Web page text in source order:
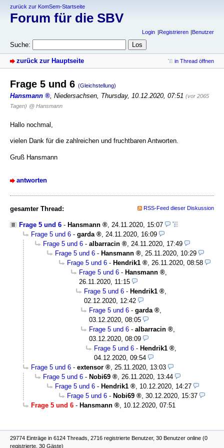
zurück zur KomSem-Startseite
Forum für die SBV
Login Registrieren Benutzer
Suche:
zurück zur Hauptseite in Thread öffnen
Frage 5 und 6 (Gleichstellung)
Hansmann , Niedersachsen, Thursday, 10.12.2020, 07:51 (vor 2065
Tagen) @ Hansmann
Hallo nochmal,
vielen Dank für die zahlreichen und fruchtbaren Antworten.
Gruß Hansmann
antworten
gesamter Thread: RSS-Feed dieser Diskussion
Frage 5 und 6 - Hansmann
24.11.2020, 15:07
Frage 5 und 6 - garda
24.11.2020, 16:09
Frage 5 und 6 - albarracin
24.11.2020, 17:49
Frage 5 und 6 - Hansmann
25.11.2020, 10:29
Frage 5 und 6 - Hendrik1
26.11.2020, 08:58
Frage 5 und 6 - Hansmann
26.11.2020, 11:15
Frage 5 und 6 - Hendrik1
02.12.2020, 12:42
Frage 5 und 6 - garda
03.12.2020, 08:05
Frage 5 und 6 - albarracin
03.12.2020, 08:09
Frage 5 und 6 - Hendrik1
04.12.2020, 09:54
Frage 5 und 6 - extensor
25.11.2020, 13:03
Frage 5 und 6 - Nobi69
26.11.2020, 13:44
Frage 5 und 6 - Hendrik1
10.12.2020, 14:27
Frage 5 und 6 - Nobi69
30.12.2020, 15:37
Frage 5 und 6 - Hansmann 10.12.2020, 07:51
29774 Einträge in 6124 Threads, 2716 registrierte Benutzer, 30 Benutzer online (0
registrierte, 30 Gäste)